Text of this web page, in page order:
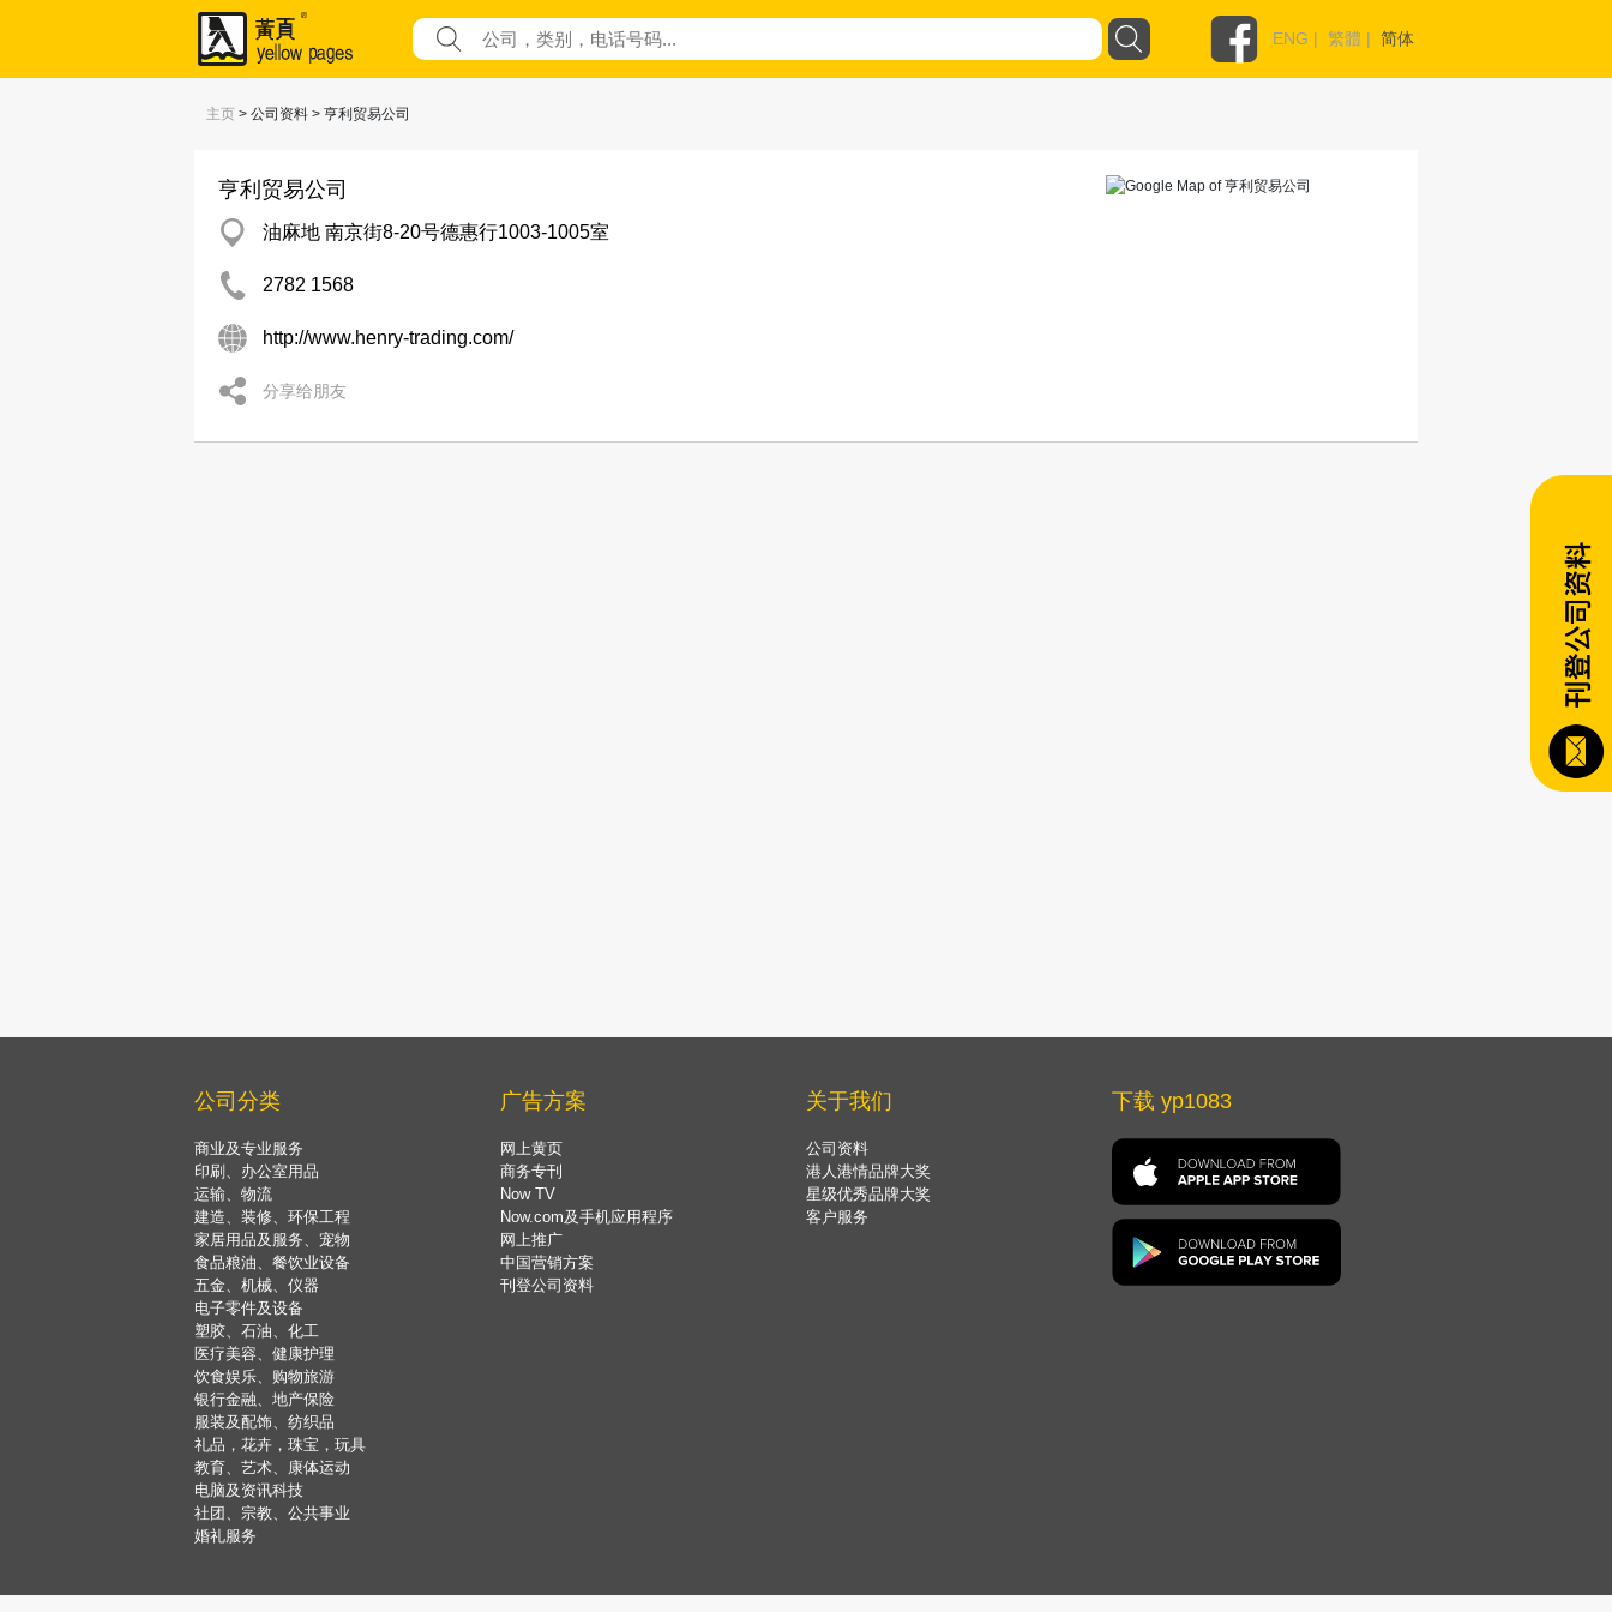
ENG | 繁體 | 简体
主页 > 公司资料 > 亨利贸易公司
亨利贸易公司
油麻地 南京街8-20号德惠行1003-1005室
2782 1568
http://www.henry-trading.com/
分享给朋友
公司分类
商业及专业服务
印刷、办公室用品
运输、物流
建造、装修、环保工程
家居用品及服务、宠物
食品粮油、餐饮业设备
五金、机械、仪器
电子零件及设备
塑胶、石油、化工
医疗美容、健康护理
饮食娱乐、购物旅游
银行金融、地产保险
服装及配饰、纺织品
礼品，花卉，珠宝，玩具
教育、艺术、康体运动
电脑及资讯科技
社团、宗教、公共事业
婚礼服务
广告方案
网上黄页
商务专刊
Now TV
Now.com及手机应用程序
网上推广
中国营销方案
刊登公司资料
关于我们
公司资料
港人港情品牌大奖
星级优秀品牌大奖
客户服务
下载 yp1083